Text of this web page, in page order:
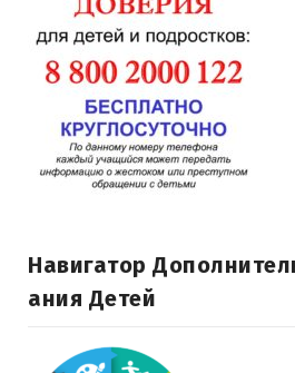
Навигатор
Ания Детей